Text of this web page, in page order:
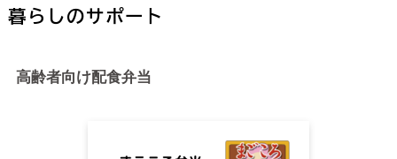
暮らしのサポート
高齢者向け配食弁当